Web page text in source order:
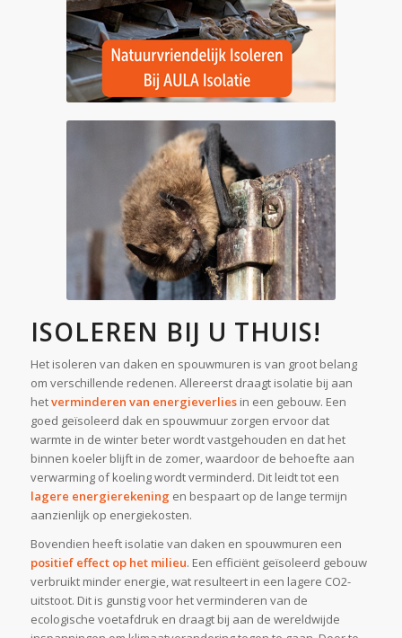
ISOLEREN BIJ U THUIS!
Het isoleren van daken en spouwmuren is van groot belang
om verschillende redenen. Allereerst draagt isolatie bij aan
hetverminderen van energieverliesin een gebouw. Een
goed geïsoleerd dak en spouwmuur zorgen ervoor dat
warmte in de winter beter wordt vastgehouden en dat het
binnen koeler blijft in de zomer, waardoor de behoefte aan
verwarming of koeling wordt verminderd. Dit leidt tot een
lagere energierekening en bespaart op de lange termijn
aanzienlijk op energiekosten.
Bovendien heeft isolatie van daken en spouwmuren een
positief effect op het milieu. Een efficiënt geïsoleerd gebouw
verbruikt minder energie, wat resulteert in een lagere CO2-
uitstoot. Dit is gunstig voor het verminderen van de
ecologische voetafdruk en draagt bij aan de wereldwijde